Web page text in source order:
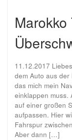
11.12.2017
dem Auto aus
das mich mein
einklappen muss.
auf einer großen
aufpassen. Hier
Fahrspur
Aber dann […]